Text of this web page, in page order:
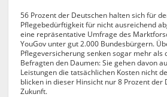
56 Prozent der Deutschen halten sich für
Pflegebedürftigkeit für nicht ausreichend
eine repräsentative Umfrage des
YouGov unter gut 2.000 Bundesbürgern.
Pflegeversicherung senken sogar mehr als
Befragten den Daumen: Sie gehen davon
Leistungen die tatsächlichen Kosten nicht
blicken in dieser Hinsicht nur 8 Prozent der
Zukunft.